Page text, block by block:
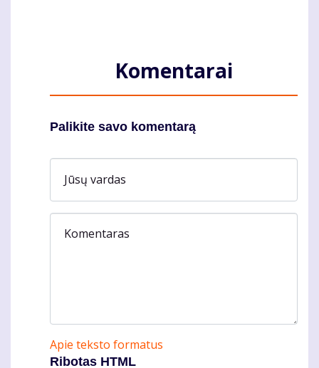
Komentarai
Palikite savo komentarą
Jūsų vardas
Komentaras
Apie teksto formatus
Ribotas HTML